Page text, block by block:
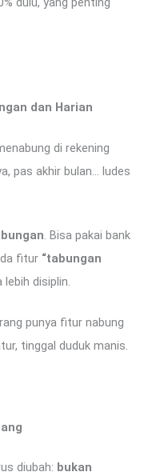
dan Harian
di rekening
pas akhir bulan… ludes
. Bisa pakai bank
fitur “tabungan
lebih disiplin.
punya fitur nabung
tinggal duduk manis.
diubah: bukan